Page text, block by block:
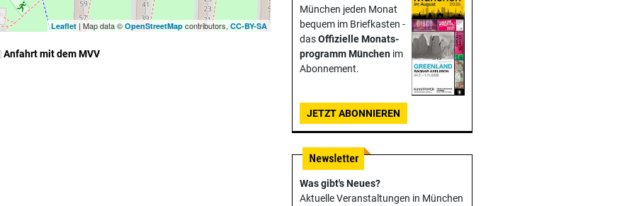
Leaflet | Map data © OpenStreetMap contributors, CC-BY-SA
Anfahrt mit dem MVV
München jeden Monat
bequem im Briefkasten -
dasOffizielle Monats­
programm München im
Abonnement.
JETZT ABONNIEREN
Was gibt's Neues?
Aktuelle Veranstaltungen in München